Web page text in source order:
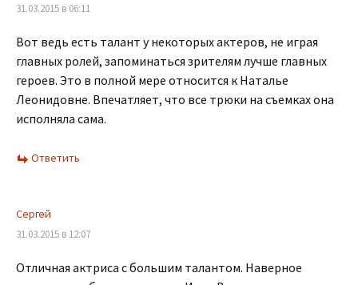
31.03.2015 в 06:11
Вот ведь есть талант у некоторых актеров, не играя
главных ролей, запоминаться зрителям лучше главных
героев. Это в полной мере относится к Наталье
Леонидовне. Впечатляет, что все трюки на съемках она
исполняла сама.
Ответить
Сергей
31.03.2015 в 12:07
Отличная актриса с большим талантом. Наверное